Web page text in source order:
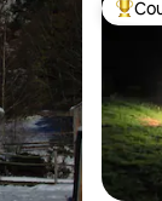
appréciés